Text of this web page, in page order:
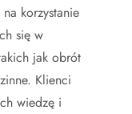
korzystanie
się w
jak obrót
Klienci
wiedzę i